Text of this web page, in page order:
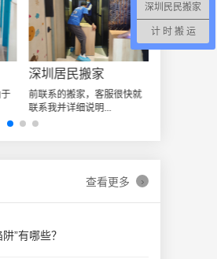
深圳居民搬家
前联系的搬家，客服很快就
联系我并详细说明...
查看更多 ›
”有哪些？
深圳民民搬家
计 时 搬 运